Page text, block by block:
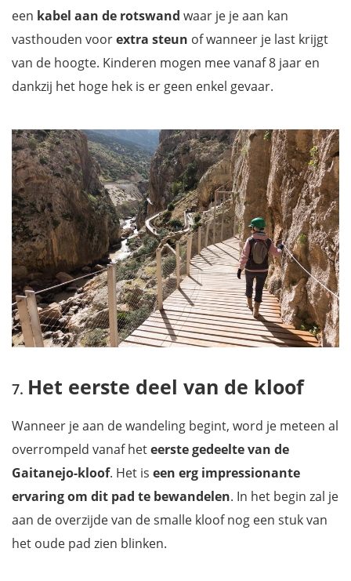
een kabel aan de rotswand waar je je aan kan
vasthouden voorextra steun of wanneer je last krijgt
van de hoogte. Kinderen mogen mee vanaf 8 jaar en
dankzij het hoge hek is er geen enkel gevaar.
Het eerste deel van de kloof
Wanneer je aan de wandeling begint, word je meteen al
overrompeld vanaf heteerste gedeelte van de
Gaitanejo-kloof. Het is een erg impressionante
ervaring om dit pad te bewandelen. In het begin zal je
aan de overzijde van de smalle kloof nog een stuk van
het oude pad zien blinken.